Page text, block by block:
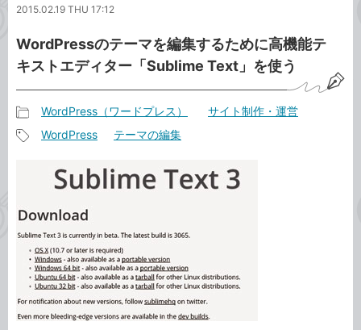
ッ
2015.02.19 THU 17:12
WordPressのテーマを編集するために高機能テ
キストエディター「Sublime Text」を使う
事
リ
WordPress（ワードプレス） サイト制作・運営
WordPress テーマの編集